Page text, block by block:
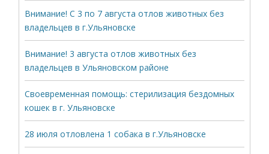
Внимание! С 3 по 7 августа отлов животных без
владельцев в г.Ульяновске
Внимание! 3 августа отлов животных без
владельцев в Ульяновском районе
Своевременная помощь: стерилизация бездомных
кошек в г. Ульяновске
28 июля отловлена 1 собака в г.Ульяновске